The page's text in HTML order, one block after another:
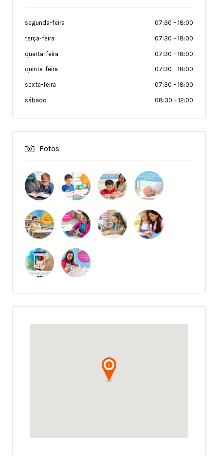
segunda-feira 07:30 – 18:00
terça-feira 07:30 – 18:00
quarta-feira 07:30 – 18:00
quinta-feira 07:30 – 18:00
sexta-feira 07:30 – 18:00
sábado 08:30 – 12:00
Fotos